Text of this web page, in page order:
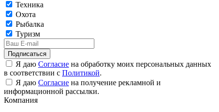
Техника
Охота
Рыбалка
Туризм
Подписаться
Я даю Согласие на обработку моих персональных данных
в соответствии с Политикой.
Я даю Согласие на получение рекламной и
информационной рассылки.
Компания